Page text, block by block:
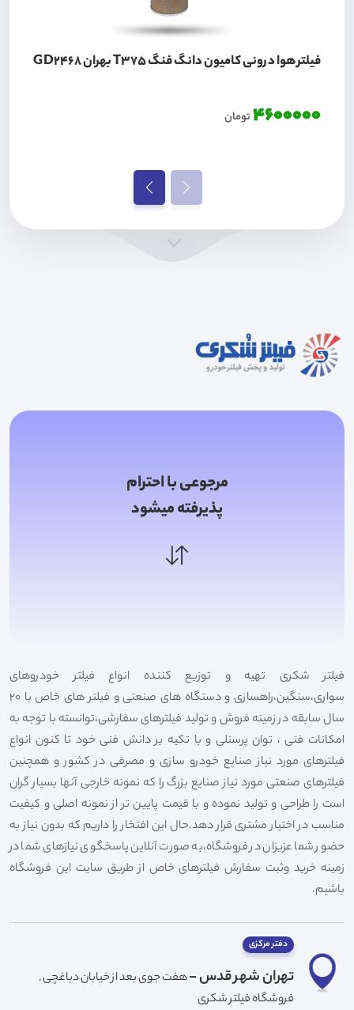
فیلتر هوا درونی کامیون دانگ فنگ T375 بهران GD2468
4600000تومان
مرجوعی با احترام
پذیرفته میشود
فیلتر شکری تهیه و توزیع کننده انواع فیلتر خودروهای
سواری،سنگین،راهسازی و دستگاه های صنعتی و فیلتر های خاص با 20
سال سابقه در زمینه فروش و تولید فیلترهای سفارشی،توانسته با توجه به
امکانات فنی ، توان پرسنلی و با تکیه بر دانش فنی خود تا کنون انواع
فیلترهای مورد نیاز صنایع خودرو سازی و مصرفی در کشور و همچنین
فیلترهای صنعتی مورد نیاز صنایع بزرگ را که نمونه خارجی آنها بسیار گران
است را طراحی و تولید نموده و با قیمت پایین تر از نمونه اصلی و کیفیت
مناسب در اختیار مشتری قرار دهد.حال این افتخار را داریم که بدون نیاز به
حضور شما عزیزان در فروشگاه،به صورت آنلاین پاسخگوی نیازهای شما در
زمینه خرید وثبت سفارش فیلترهای خاص از طریق سایت این فروشگاه
باشیم.
دفتر مرکزی
تهران شهر قدس -هفت جوی بعد از خیابان دباغچی ,
فروشگاه فیلتر شکری